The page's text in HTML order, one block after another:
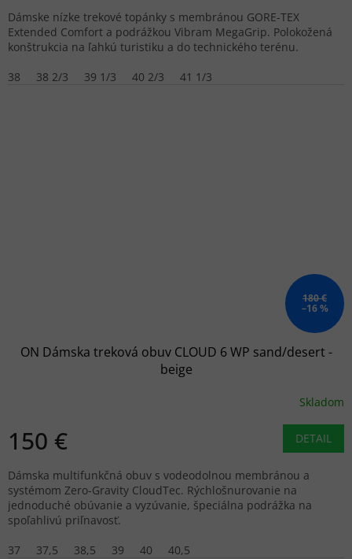
Dámske nízke trekové topánky s membránou GORE-TEX
Extended Comfort a podrážkou Vibram MegaGrip. Polokožená
konštrukcia na ľahkú turistiku a do technického terénu.
38
38 2/3 39 1/3 40 2/3 41 1/3
180 €
–16 %
ON Dámska treková obuv CLOUD 6 WP sand/desert -
beige
Skladom
150 € DETAIL
Dámska multifunkčná obuv s vodeodolnou membránou a
systémom Zero-Gravity CloudTec. Rýchlošnurovanie na
jednoduché obúvanie a vyzúvanie, špeciálna podrážka na
spoľahlivú priľnavosť.
37
37,5 38,5 39 40 40,5